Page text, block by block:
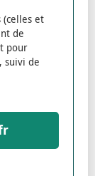
(celles et
de
pour
suivi de